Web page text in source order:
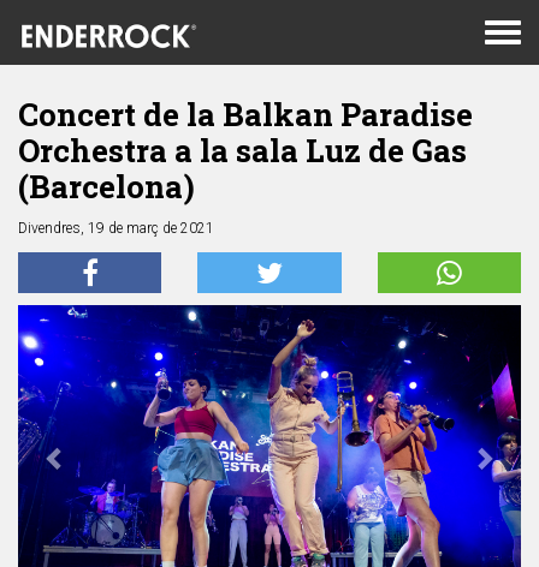
Concert de la Balkan Paradise
Orchestra a la sala Luz de Gas
(Barcelona)
Divendres, 19 de març de 2021
Anterior